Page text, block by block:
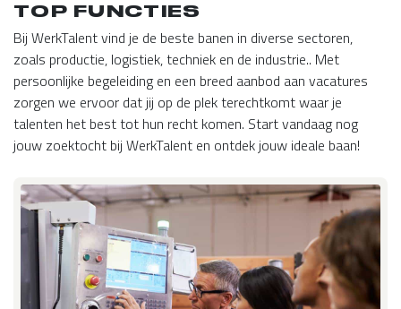
TOP FUNCTIES
Bij WerkTalent vind je de beste banen in diverse sectoren,
zoals productie, logistiek, techniek en de industrie.. Met
persoonlijke begeleiding en een breed aanbod aan vacatures
zorgen we ervoor dat jij op de plek terechtkomt waar je
talenten het best tot hun recht komen. Start vandaag nog
jouw zoektocht bij WerkTalent en ontdek jouw ideale baan!